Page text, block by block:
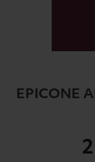
EPICONE